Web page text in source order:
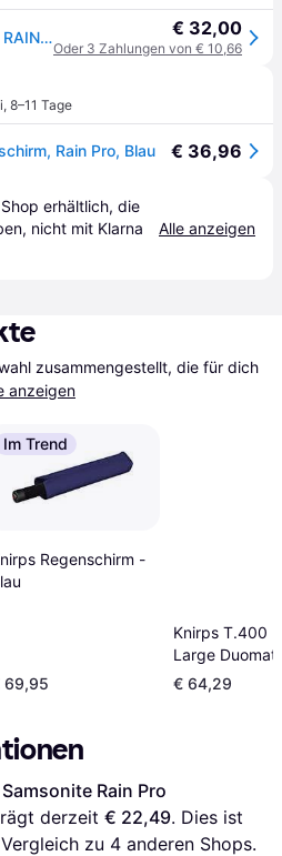
SAMSONITE Regenschirm RAIN PRO AUTO blue blau - EG € 32,00
Oder 3 Zahlungen von € 10,66
, 8–11 Tage
Rain Pro, Blau € 36,96
Shop erhältlich, die
nicht mit Klarna
Alle anzeigen
zusammengestellt, die für dich
anzeigen
Im Trend
Regenschirm -
69,95
Knirps T.400
Large
(9534001000)
€ 64,29
Samsonite Rain Pro
derzeit € 22,49. Dies ist
zu 4 anderen Shops.